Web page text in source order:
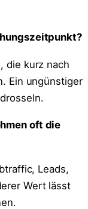
die kurz nach
Ein ungünstiger
oft die
Leads,
Wert lässt